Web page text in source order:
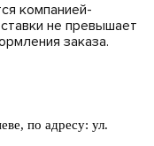
компанией-
не превышает
заказа.
по адресу: ул.